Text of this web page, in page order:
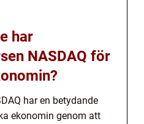
har
NASDAQ för
har en betydande
ekonomin genom att